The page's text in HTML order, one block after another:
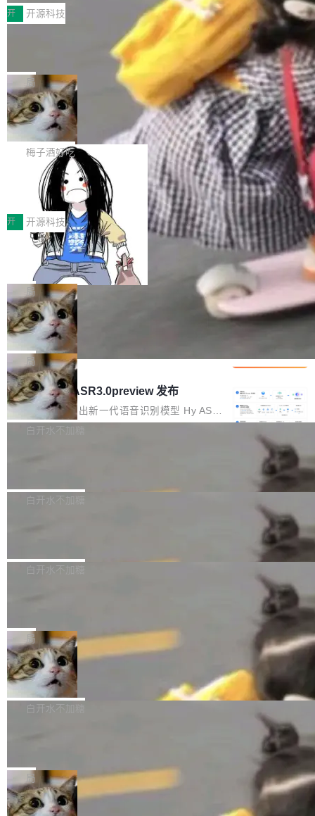
持续开源更多基于UCL-Engine的高性能通信组
件。 腾讯网平团队在UCL-MPComm中实现了一
个独立于业务线程的全局通信引擎（Engine），
经开始引入 AI Coding 工具，通过调用公有云模
型或企业内部部署模型提升研发效率。但随着 AI
Coding 从个人辅助工具逐步走向团队级、组织
级应用，企业在规模化落地过程中，对安全性、
可控性和代码质量提出了更高要求。 首先是数据
安全与合规要求。对于大多数普通研发场景，公
有云模型能够满足快速试用和效率提升的需求。
但对于金融、能源、医疗等对数据安全要求较...
智能应用典型案例名单》，集中展示人工智能在
各领域的应用成果，覆盖技术底座、行业赋能、
产品应用、支撑保障、专题等五大方向。深信服
AI算力网关（AI创新平台）成功入选！ 随着各行
各业的Agent走向规模化建设，算力构成形态逐
渐丰富，用户关注的重点也在发生变化：不只是
让AI用起来，还要进一步看清混合算力时代下，
Token花在哪里、算力是否被充分利用，以及持
续增长的AI成本该如何优化。 深信服AI算力网关
正是围绕这些实际问题，从Token治理和成本治
理两个方面，让用户的每一份算力都看得清、管
得住、用得稳、省得下、更安全！ 一、从现在开
始，Token使用一目...
开 开源科技
Jeff Dean 离开 Google：一个时代的结
束，一个实验室的开始
Google 员工编号 20。MapReduce 作者之一。
Bigtable 作者之一。TensorFlow 的作者之一。
Gemini 的架构师。Google 首席科学家。 Jeff D
ean 在 Google 工作了 27 年后，宣布离职。 他
不是一个人走。一同离开的还有 Sanjay Ghema
wat（Google 员工编号 23，Jeff Dean 二十多
年的编程搭档，MapReduce 和 Bigtable 的共同
作者）、Quoc Le（Google 大脑核心成员，Se
q2Seq 和 DocAI 的共同发明人）以及 Oriol Vin
yals（Gemini 联合负责人，AlphaSta...
局
🔥 SolonCode v2026.8.4 发布：界面
字体可调、22 种语言、记忆搜索增强
打开终端就能上岗的全中文编码智能体，这一轮
把「看得清、用母语、记得住」三件事一次补
齐。 SolonCode 是什么 SolonCode 是杭州无
耳科技研发的企业级终端编码智能体——一位全
中文驱动的数字员工，自主理解需求、规划步
骤、编写代码。不挑模型、不挑平台，curl 一行
装完即用。 开源地址：Gitee · GitCode · GitHu
b 安装 支持 Java 8+（8~26）、macOS / Linu
x / Windows / Harmony PC。 # macOS / Linu
x / Harmony PC curl -fsSL https://solon.noea
r.org/solon...
梅子酒好吃
让“代码语义理解”深度释放AI Coding
价值潜能：华为云码道（CodeArts）
代码仓技术解析
一、代码仓深度理解技术的作用与价值 在软件工
程实践中，代码仓是企业核心知识资产的主要载
体。企业级代码仓库通常包含数十万乃至数百万
个文件，其规模远超单次模型调用可承载的上下
文窗口。随着项目规模的持续扩张与代码历史的
不断累积，代码仓中的模块关系、接口契约、业
务逻辑等关键信息往往分散于数十乃至数百个文
件之中，形成高度复杂的知识关联网络。传统的
代码检索手段（如关键词匹配、目录遍历）仅能
在语法层面完成文本定位，难以触及代码的语义
内涵与结构关联，导致开发者使用代码智能体在
理解大规模代码仓时面临显著"代码仓理解"瓶
颈。 代码仓深度理解服务（以下简称" CodeBas
e深度理解服务"）是华为云码道（CodeA...
开 开源科技
一条“删库”命令跑 17 小时，算法工程
师删光 89TB 数据只为干私活
最高人民检察院8月4日公布了一起案件：北京一
名90后算法工程师王某，为了给自己接的私活腾
服务器空间，删光了公司AI游戏部门的全部核心
数据。 王某2024年1月入职东城区某科技公司AI
短剧部门，有互联网大厂背景。在公司内部架构
调整期间，部门三次通知全员将数据从A集群迁
移到B集群，王某都回复了"收到"。 他没有迁移
数据。2024年9月3日下午4点，他使用此前登录
的账号密码进入A集群，输入了一条被程序员圈
称为"删库跑路"的命令——最高管理员权限、无
自研的多个文生3D和...
局
Cloudflare 分享推理优化实践：KV ca
che 量化 + 权重压缩，吞吐量提升 4
1%，成本降 30%
Kimi 和 GLM 是当前最强的大模型系列之一，但
它们有一个共同的问题：太吃显存了。月之暗面
的 Kimi K 系列和智谱的 GLM 都是长上下文、M
oE 架构的大模型，好用到让人上瘾，但 GPU 显
存永远不够用。 Cloudflare 的 Workers AI 团队
一直在跑这些模型的推理。他们在官方博客上发
整性保护。效果是：吞吐量提升 41%，每 token
局
腾讯混元 Hy ASR3.0preview 发布
腾讯混元正式推出新一代语音识别模型 Hy ASR
3.0preview。基于最新一代大语言模型 Hy3 的
让语音识别不再只是听清，而是真正听懂。通过
w 不要求标准普通话，方言识别覆盖粤语、吴语
白开水不加糖
新和少量网页兼容性修复版本。 Changes/fixe
容提供的字体时出现的几个问题 为避免音频加
质的最低采样率）的音频格式将被拒绝 修复了 C
SS 圆角虚线样式中可能存在的问题 如果表单中
的图像元素不在同一个子树中，则它们将不再关
联 加...
白开水不加糖
发布的 Release Notes，他利用 AI 工具（如 Co
最强的若干项。对于尚未正式发版的 PG 19，则
通过拉取过去一年内（从 PG 18 Beta1 时间点
至今）的所有 commit，同样交由 AI 分析提炼。
经过人工复核，准确度令人满意。这一方法也为
社区爱好者提供了高效跟踪新版本的思路。
白开水不加糖
维护工作一直与我的日常工作、家务、社交生活
和休闲娱乐竞争时间。" 这是 libexpat 维护者 S
ebastian Pipping 写在博客里的话。8 月 4 日，
他宣布了一个新消息：从 2026 年 8 月 1 日起，
他可以全职维护 libexpat 了，最长 6 个月。发
库之一。你的操作系统、浏览器、无数的基础设
施软件，很可能都在用它。而过去十年，维护它
的人一直在用业余...
局
Firefox 153.0.3 发布
Firefox 153.0.3 现已发布，具体更新内容如
下： New Smart Window 包含多项增强功能：
gi?id=2019042">Bug&nbsp;2019042</a>）</l
i> <li>现在，助手可以直接使用 Exa 的网络搜索
结果回答问题，而无需将问题转交给搜索引擎。
白开水不加糖
的 npm 包。项目的核心论点是：容器不适合 Ag
ent 计算。真正适合的，是 Isolate。 Cloudflare
工程师在这件事上没什么可谦虚的——他们用 W
局
OpenAI 公开邮件和聊天记录回应苹果